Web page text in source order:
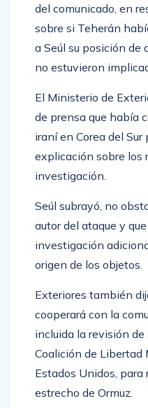
del comunicado, en
sobre si Teherán
a Seúl su posición de
no estuvieron
El Ministerio de
de prensa que había
iraní en Corea del Sur
explicación sobre los
investigación.
Seúl subrayó, no
autor del ataque y
investigación
origen de los objetos.
Exteriores también
cooperará con la
incluida la revisión
Coalición de Libertad
Estados Unidos,
estrecho de Ormuz.